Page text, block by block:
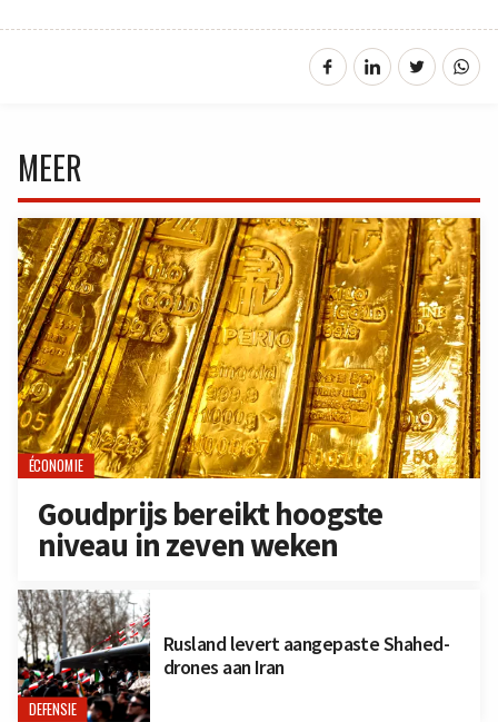
MEER
ÉCONOMIE
Goudprijs bereikt hoogste
niveau in zeven weken
DEFENSIE
Rusland levert aangepaste Shahed-
drones aan Iran